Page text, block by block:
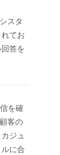
スタ
てお
答を
を確
客の
ジュ
に合